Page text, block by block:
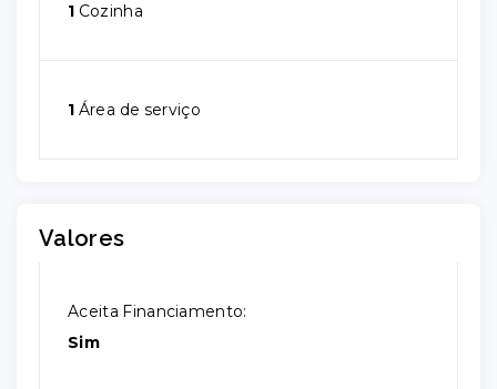
1 Cozinha
1 Área de serviço
Valores
Aceita Financiamento:
Sim